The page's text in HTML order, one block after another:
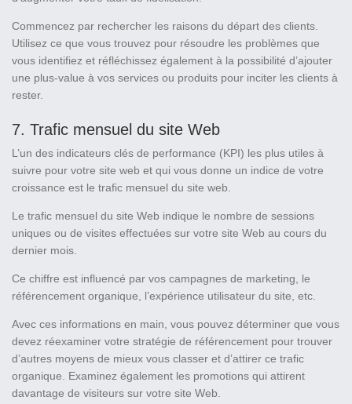
Commencez par rechercher les raisons du départ des clients.
Utilisez ce que vous trouvez pour résoudre les problèmes que
vous identifiez et réfléchissez également à la possibilité d’ajouter
une plus-value à vos services ou produits pour inciter les clients à
rester.
7. Trafic mensuel du site Web
L’un des indicateurs clés de performance (KPI) les plus utiles à
suivre pour votre site web et qui vous donne un indice de votre
croissance est le trafic mensuel du site web.
Le trafic mensuel du site Web indique le nombre de sessions
uniques ou de visites effectuées sur votre site Web au cours du
dernier mois.
Ce chiffre est influencé par vos campagnes de marketing, le
référencement organique, l’expérience utilisateur du site, etc.
Avec ces informations en main, vous pouvez déterminer que vous
devez réexaminer votre stratégie de référencement pour trouver
d’autres moyens de mieux vous classer et d’attirer ce trafic
organique. Examinez également les promotions qui attirent
davantage de visiteurs sur votre site Web.